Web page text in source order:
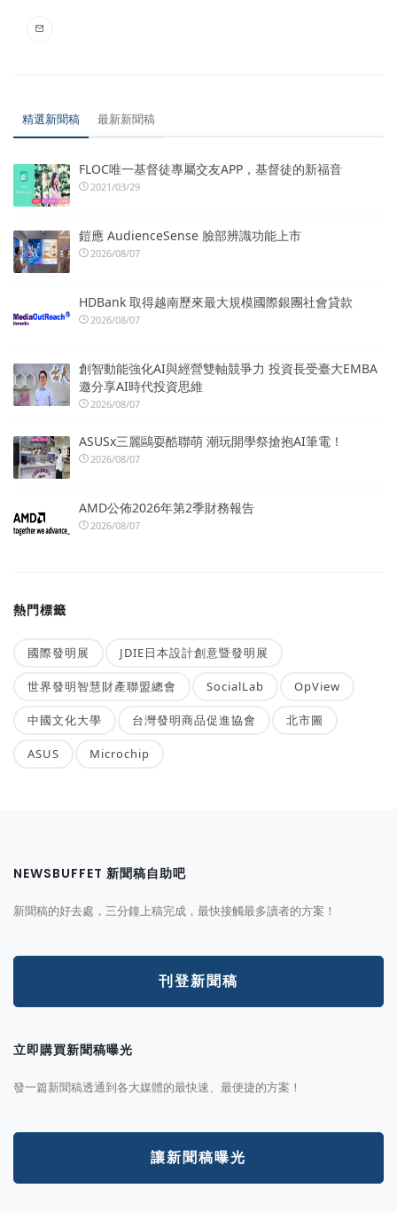
精選新聞稿 最新新聞稿
FLOC唯一基督徒專屬交友APP，基督徒的新福音
2021/03/29
鎧應 AudienceSense 臉部辨識功能上市
2026/08/07
HDBank 取得越南歷來最大規模國際銀團社會貸款
2026/08/07
創智動能強化AI與經營雙軸競爭力 投資長受臺大EMBA
邀分享AI時代投資思維
2026/08/07
ASUSx三麗鷗耍酷聯萌 潮玩開學祭搶抱AI筆電！
2026/08/07
AMD公佈2026年第2季財務報告
2026/08/07
熱門標籤
國際發明展 JDIE日本設計創意暨發明展
世界發明智慧財產聯盟總會 SocialLab OpView
中國文化大學 台灣發明商品促進協會 北市圖
ASUS Microchip
NEWSBUFFET 新聞稿自助吧
新聞稿的好去處，三分鐘上稿完成，最快接觸最多讀者的方案！
刊登新聞稿
立即購買新聞稿曝光
發一篇新聞稿透通到各大媒體的最快速、最便捷的方案！
讓新聞稿曝光